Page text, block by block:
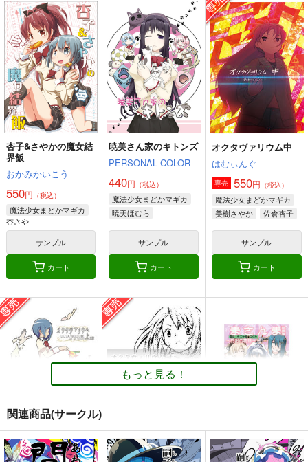
杏子&さやかの魔女結
界飯
おかみかいこう
550円 （税込）
魔法少女まどかマギカ
杏さや
サンプル
カート
暁美さん家のキトンズ
PERSONAL COLOR
440円 （税込）
魔法少女まどかマギカ
暁美ほむら
サンプル
カート
オクタヴァリウム中
はむぃんぐ
専売 550円 （税込）
魔法少女まどかマギカ
美樹さやか
佐倉杏子
サンプル
カート
オクタヴァリウム上
オクタヴァリウム下
まさんま総集編～門出
もっと見る！
関連商品(サークル)